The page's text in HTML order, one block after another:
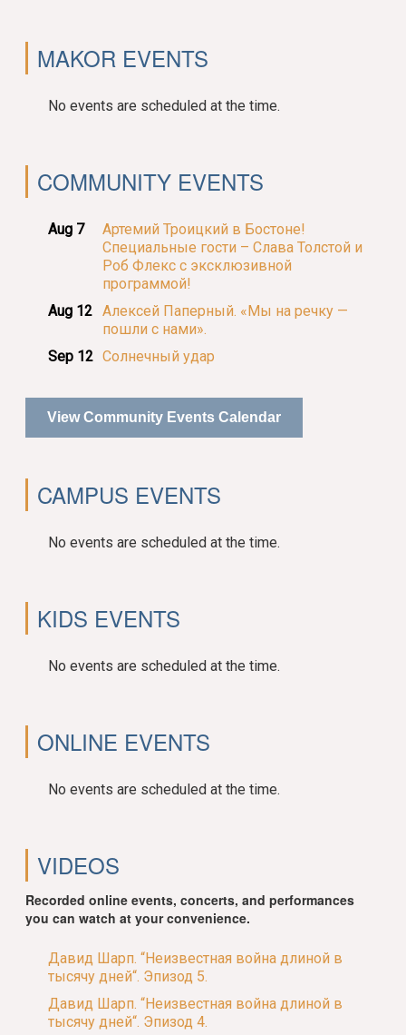
MAKOR EVENTS
No events are scheduled at the time.
COMMUNITY EVENTS
Aug 7
Артемий Троицкий в Бостоне!
Специальные гости – Слава Толстой и
Роб Флекс с эксклюзивной
программой!
Aug 12 Алексей Паперный. «Мы на речку —
пошли с нами».
Sep 12 Солнечный удар
View Community Events Calendar
CAMPUS EVENTS
No events are scheduled at the time.
KIDS EVENTS
No events are scheduled at the time.
ONLINE EVENTS
No events are scheduled at the time.
VIDEOS
Recorded online events, concerts, and performances
you can watch at your convenience.
Давид Шарп. “Неизвестная война длиной в
тысячу дней“. Эпизод 5.
Давид Шарп. “Неизвестная война длиной в
тысячу дней“. Эпизод 4.